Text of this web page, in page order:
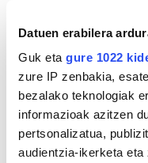
Datuen erabilera
Guk eta gure 1022
zure IP zenbakia,
bezalako teknologiak
informazioak azitzen
pertsonalizatua,
audientzia-ikerketa